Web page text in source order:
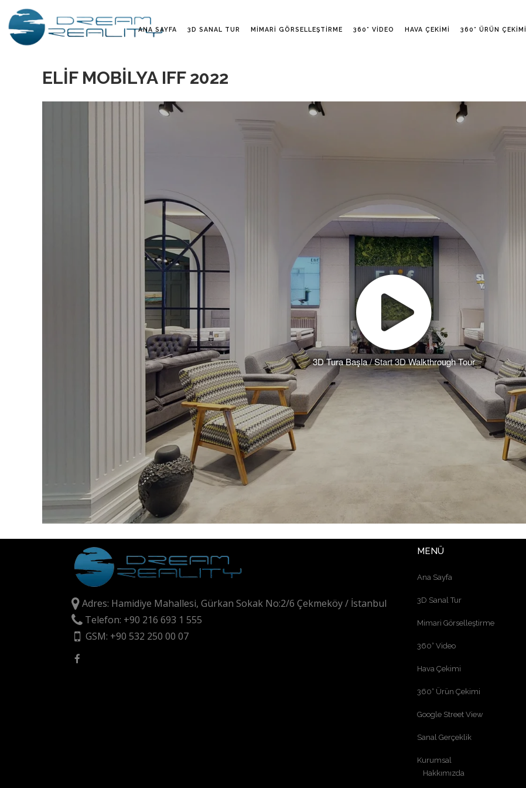
ANA SAYFA 3D SANAL TUR MIMARI GÖRSELLEŞTIRME 360° VIDEO HAVA ÇEKIMI 360° ÜRÜN ÇEKIMI
ELİF MOBİLYA IFF 2022
3D Tura Başla / Start 3D Walkthrough Tour
Adres: Hamidiye Mahallesi, Gürkan Sokak No:2/6 Çekmeköy / İstanbul
Telefon: +90 216 693 1 555
GSM: +90 532 250 00 07
MENÜ
Ana Sayfa
3D Sanal Tur
Mimari Görselleştirme
360° Video
Hava Çekimi
360° Ürün Çekimi
Google Street View
Sanal Gerçeklik
Kurumsal
Hakkımızda